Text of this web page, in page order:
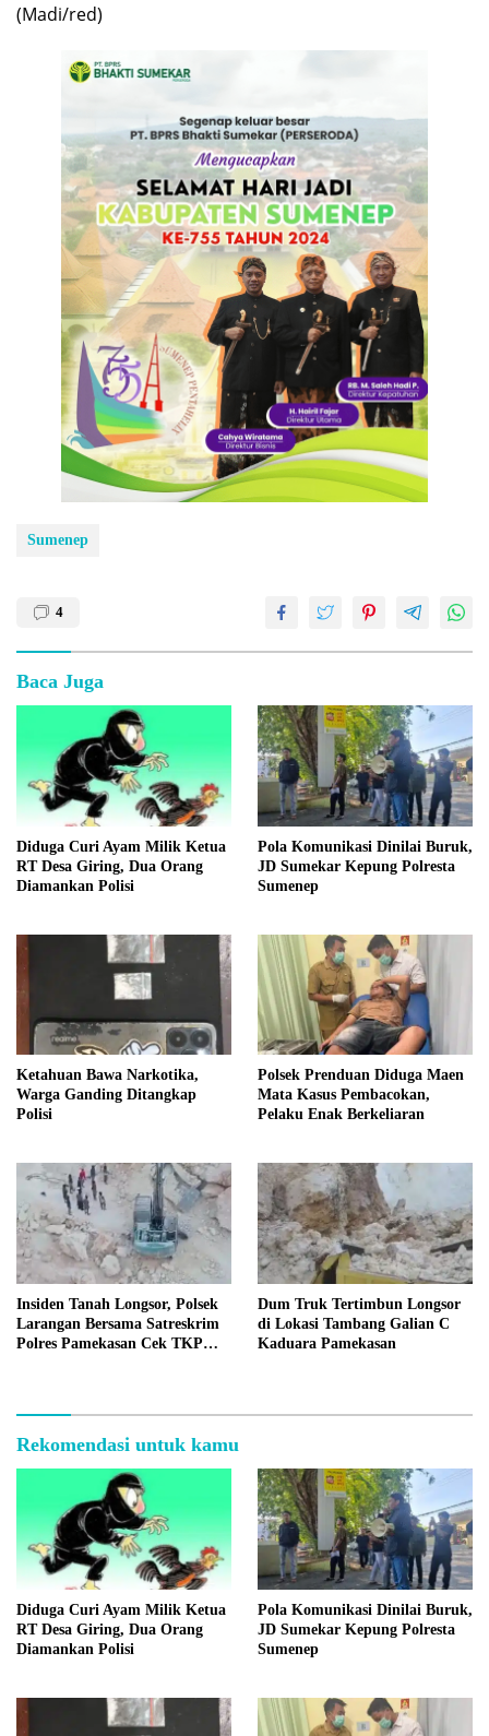
(Madi/red)
Sumenep
4
Baca Juga
Diduga Curi Ayam Milik Ketua
RT Desa Giring, Dua Orang
Diamankan Polisi
Pola Komunikasi Dinilai Buruk,
JD Sumekar Kepung Polresta
Sumenep
Ketahuan Bawa Narkotika,
Warga Ganding Ditangkap
Polisi
Polsek Prenduan Diduga Maen
Mata Kasus Pembacokan,
Pelaku Enak Berkeliaran
Insiden Tanah Longsor, Polsek
Larangan Bersama Satreskrim
Polres Pamekasan Cek TKP
Dum Truk Tertimbun Longsor
di Lokasi Tambang Galian C
Kaduara Pamekasan
Rekomendasi untuk kamu
Diduga Curi Ayam Milik Ketua
RT Desa Giring, Dua Orang
Diamankan Polisi
Pola Komunikasi Dinilai Buruk,
JD Sumekar Kepung Polresta
Sumenep